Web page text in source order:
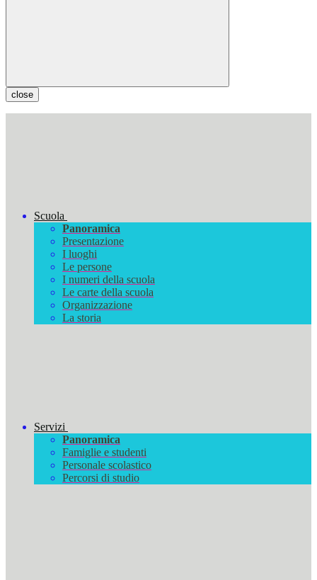
close
Scuola
Panoramica
Presentazione
I luoghi
Le persone
I numeri della scuola
Le carte della scuola
Organizzazione
La storia
Servizi
Panoramica
Famiglie e studenti
Personale scolastico
Percorsi di studio